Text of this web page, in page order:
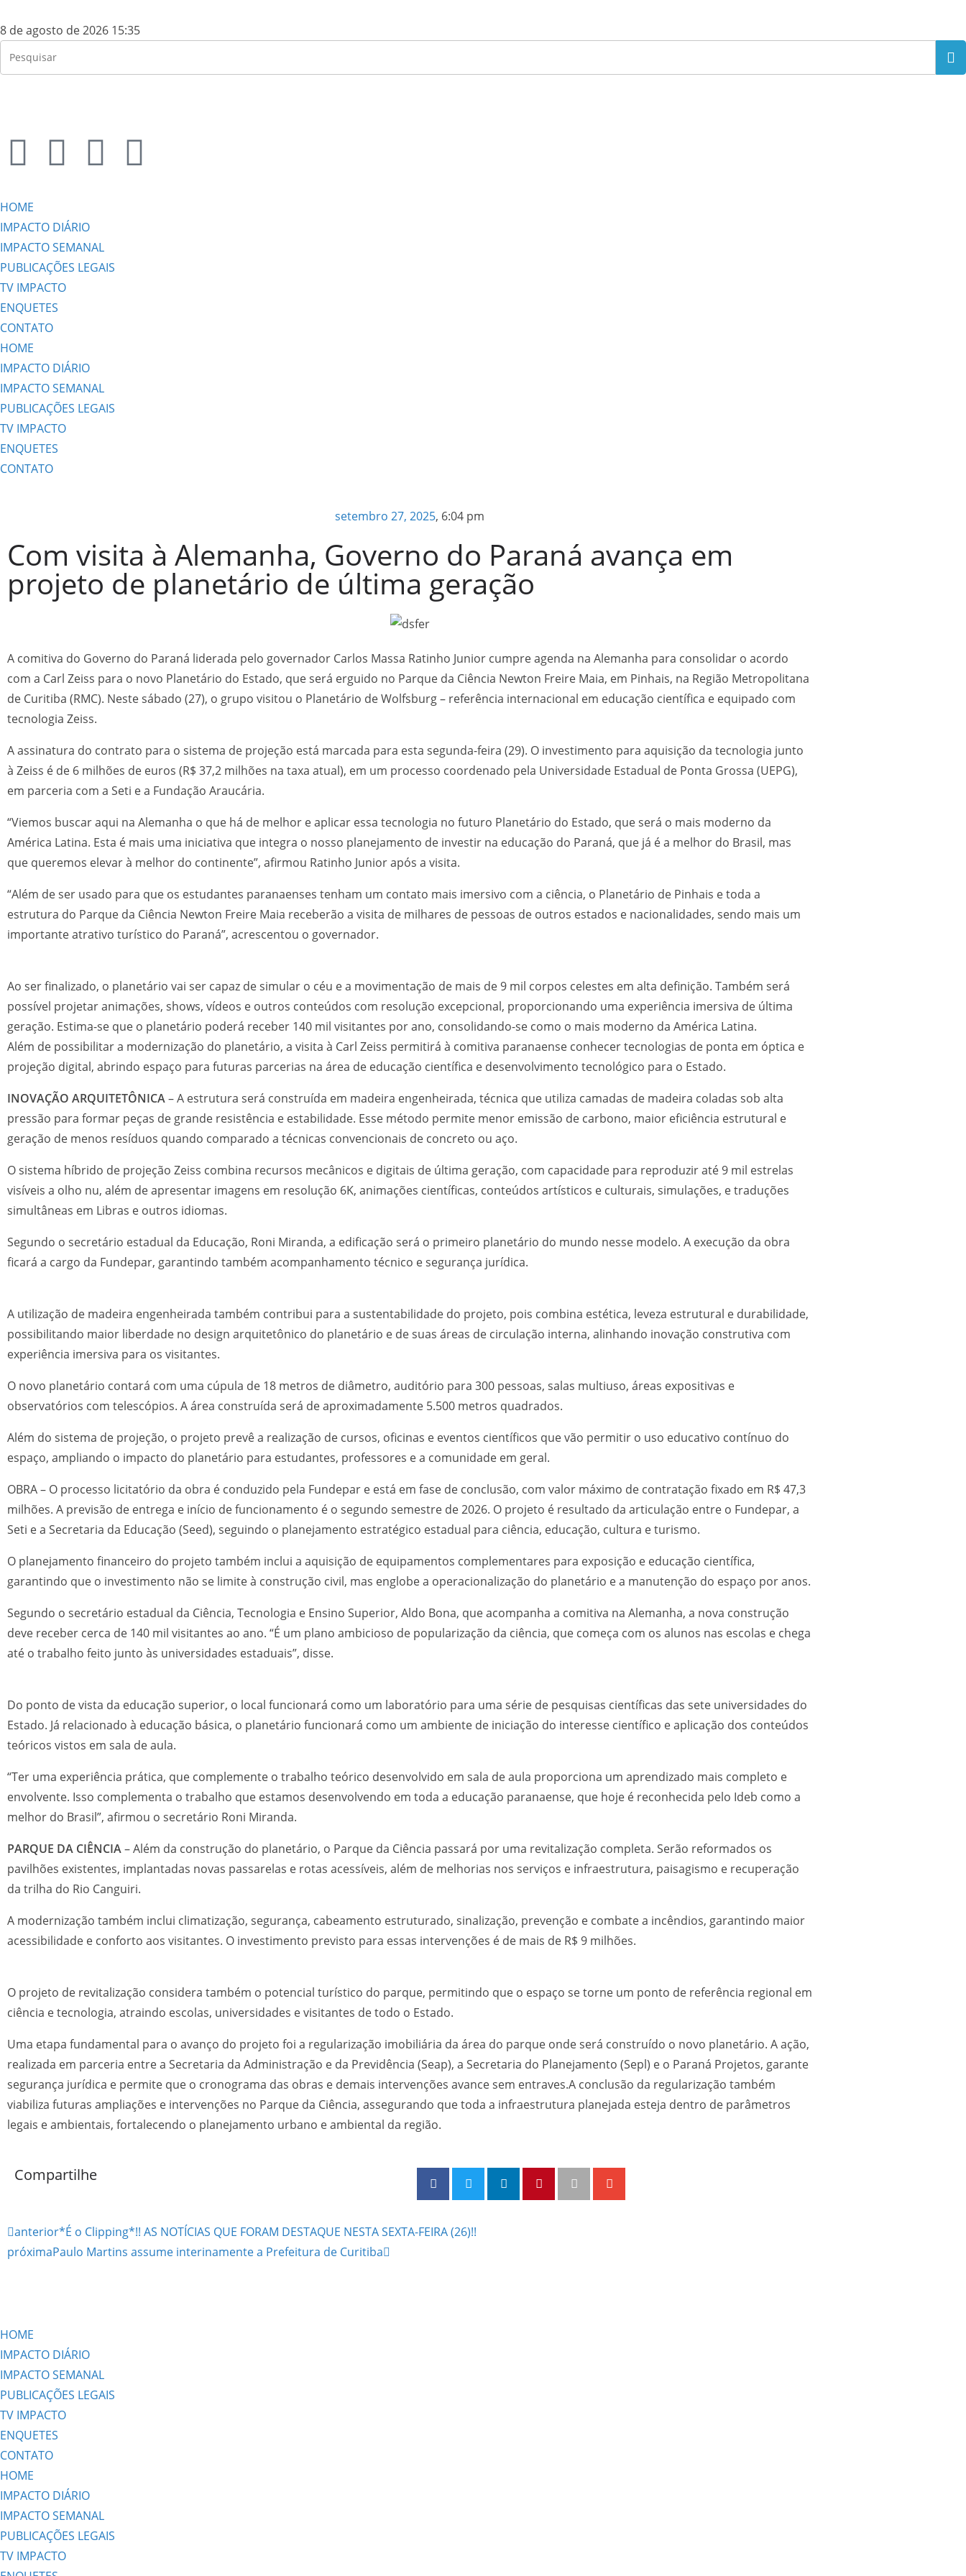
8 de agosto de 2026 15:35
HOME
IMPACTO DIÁRIO
IMPACTO SEMANAL
PUBLICAÇÕES LEGAIS
TV IMPACTO
ENQUETES
CONTATO
HOME
IMPACTO DIÁRIO
IMPACTO SEMANAL
PUBLICAÇÕES LEGAIS
TV IMPACTO
ENQUETES
CONTATO
setembro 27, 2025, 6:04 pm
Com visita à Alemanha, Governo do Paraná avança em
projeto de planetário de última geração
A comitiva do Governo do Paraná liderada pelo governador Carlos Massa Ratinho Junior cumpre agenda na Alemanha para consolidar o acordo
com a Carl Zeiss para o novo Planetário do Estado, que será erguido no Parque da Ciência Newton Freire Maia, em Pinhais, na Região Metropolitana
de Curitiba (RMC). Neste sábado (27), o grupo visitou o Planetário de Wolfsburg – referência internacional em educação científica e equipado com
tecnologia Zeiss.
A assinatura do contrato para o sistema de projeção está marcada para esta segunda-feira (29). O investimento para aquisição da tecnologia junto
à Zeiss é de 6 milhões de euros (R$ 37,2 milhões na taxa atual), em um processo coordenado pela Universidade Estadual de Ponta Grossa (UEPG),
em parceria com a Seti e a Fundação Araucária.
“Viemos buscar aqui na Alemanha o que há de melhor e aplicar essa tecnologia no futuro Planetário do Estado, que será o mais moderno da
América Latina. Esta é mais uma iniciativa que integra o nosso planejamento de investir na educação do Paraná, que já é a melhor do Brasil, mas
que queremos elevar à melhor do continente”, afirmou Ratinho Junior após a visita.
“Além de ser usado para que os estudantes paranaenses tenham um contato mais imersivo com a ciência, o Planetário de Pinhais e toda a
estrutura do Parque da Ciência Newton Freire Maia receberão a visita de milhares de pessoas de outros estados e nacionalidades, sendo mais um
importante atrativo turístico do Paraná”, acrescentou o governador.
Ao ser finalizado, o planetário vai ser capaz de simular o céu e a movimentação de mais de 9 mil corpos celestes em alta definição. Também será
possível projetar animações, shows, vídeos e outros conteúdos com resolução excepcional, proporcionando uma experiência imersiva de última
geração. Estima-se que o planetário poderá receber 140 mil visitantes por ano, consolidando-se como o mais moderno da América Latina.
Além de possibilitar a modernização do planetário, a visita à Carl Zeiss permitirá à comitiva paranaense conhecer tecnologias de ponta em óptica e
projeção digital, abrindo espaço para futuras parcerias na área de educação científica e desenvolvimento tecnológico para o Estado.
INOVAÇÃO ARQUITETÔNICA– A estrutura será construída em madeira engenheirada, técnica que utiliza camadas de madeira coladas sob alta
pressão para formar peças de grande resistência e estabilidade. Esse método permite menor emissão de carbono, maior eficiência estrutural e
geração de menos resíduos quando comparado a técnicas convencionais de concreto ou aço.
O sistema híbrido de projeção Zeiss combina recursos mecânicos e digitais de última geração, com capacidade para reproduzir até 9 mil estrelas
visíveis a olho nu, além de apresentar imagens em resolução 6K, animações científicas, conteúdos artísticos e culturais, simulações, e traduções
simultâneas em Libras e outros idiomas.
Segundo o secretário estadual da Educação, Roni Miranda, a edificação será o primeiro planetário do mundo nesse modelo. A execução da obra
ficará a cargo da Fundepar, garantindo também acompanhamento técnico e segurança jurídica.
A utilização de madeira engenheirada também contribui para a sustentabilidade do projeto, pois combina estética, leveza estrutural e durabilidade,
possibilitando maior liberdade no design arquitetônico do planetário e de suas áreas de circulação interna, alinhando inovação construtiva com
experiência imersiva para os visitantes.
O novo planetário contará com uma cúpula de 18 metros de diâmetro, auditório para 300 pessoas, salas multiuso, áreas expositivas e
observatórios com telescópios. A área construída será de aproximadamente 5.500 metros quadrados.
Além do sistema de projeção, o projeto prevê a realização de cursos, oficinas e eventos científicos que vão permitir o uso educativo contínuo do
espaço, ampliando o impacto do planetário para estudantes, professores e a comunidade em geral.
OBRA – O processo licitatório da obra é conduzido pela Fundepar e está em fase de conclusão, com valor máximo de contratação fixado em R$ 47,3
milhões. A previsão de entrega e início de funcionamento é o segundo semestre de 2026. O projeto é resultado da articulação entre o Fundepar, a
Seti e a Secretaria da Educação (Seed), seguindo o planejamento estratégico estadual para ciência, educação, cultura e turismo.
O planejamento financeiro do projeto também inclui a aquisição de equipamentos complementares para exposição e educação científica,
garantindo que o investimento não se limite à construção civil, mas englobe a operacionalização do planetário e a manutenção do espaço por anos.
Segundo o secretário estadual da Ciência, Tecnologia e Ensino Superior, Aldo Bona, que acompanha a comitiva na Alemanha, a nova construção
deve receber cerca de 140 mil visitantes ao ano. “É um plano ambicioso de popularização da ciência, que começa com os alunos nas escolas e chega
até o trabalho feito junto às universidades estaduais”, disse.
Do ponto de vista da educação superior, o local funcionará como um laboratório para uma série de pesquisas científicas das sete universidades do
Estado. Já relacionado à educação básica, o planetário funcionará como um ambiente de iniciação do interesse científico e aplicação dos conteúdos
teóricos vistos em sala de aula.
“Ter uma experiência prática, que complemente o trabalho teórico desenvolvido em sala de aula proporciona um aprendizado mais completo e
envolvente. Isso complementa o trabalho que estamos desenvolvendo em toda a educação paranaense, que hoje é reconhecida pelo Ideb como a
melhor do Brasil”, afirmou o secretário Roni Miranda.
PARQUE DA CIÊNCIA– Além da construção do planetário, o Parque da Ciência passará por uma revitalização completa. Serão reformados os
pavilhões existentes, implantadas novas passarelas e rotas acessíveis, além de melhorias nos serviços e infraestrutura, paisagismo e recuperação
da trilha do Rio Canguiri.
A modernização também inclui climatização, segurança, cabeamento estruturado, sinalização, prevenção e combate a incêndios, garantindo maior
acessibilidade e conforto aos visitantes. O investimento previsto para essas intervenções é de mais de R$ 9 milhões.
O projeto de revitalização considera também o potencial turístico do parque, permitindo que o espaço se torne um ponto de referência regional em
ciência e tecnologia, atraindo escolas, universidades e visitantes de todo o Estado.
Uma etapa fundamental para o avanço do projeto foi a regularização imobiliária da área do parque onde será construído o novo planetário. A ação,
realizada em parceria entre a Secretaria da Administração e da Previdência (Seap), a Secretaria do Planejamento (Sepl) e o Paraná Projetos, garante
segurança jurídica e permite que o cronograma das obras e demais intervenções avance sem entraves.A conclusão da regularização também
viabiliza futuras ampliações e intervenções no Parque da Ciência, assegurando que toda a infraestrutura planejada esteja dentro de parâmetros
legais e ambientais, fortalecendo o planejamento urbano e ambiental da região.
Compartilhe
anterior*É o Clipping*!! AS NOTÍCIAS QUE FORAM DESTAQUE NESTA SEXTA-FEIRA (26)!!
próximaPaulo Martins assume interinamente a Prefeitura de Curitiba
HOME
IMPACTO DIÁRIO
IMPACTO SEMANAL
PUBLICAÇÕES LEGAIS
TV IMPACTO
ENQUETES
CONTATO
HOME
IMPACTO DIÁRIO
IMPACTO SEMANAL
PUBLICAÇÕES LEGAIS
TV IMPACTO